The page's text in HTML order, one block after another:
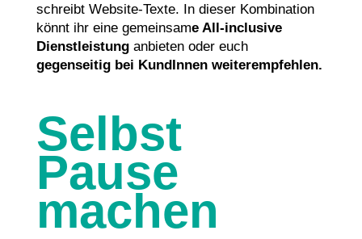
schreibt Website-Texte. In dieser Kombination
könnt ihr eine gemeinsame All-inclusive
Dienstleistunganbieten oder euch
gegenseitig bei KundInnen weiterempfehlen.
Selbst
Pause
machen